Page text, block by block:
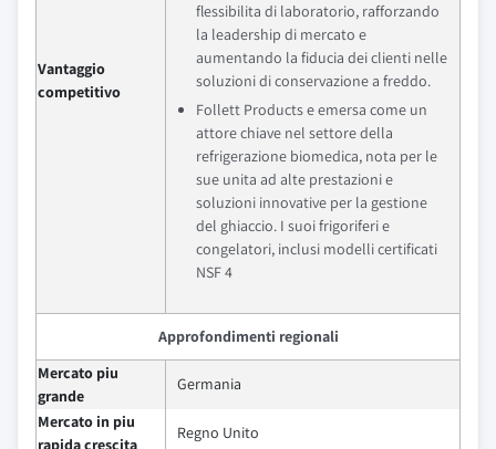
Vantaggio
competitivo
flessibilita di laboratorio, rafforzando
la leadership di mercato e
aumentando la fiducia dei clienti nelle
soluzioni di conservazione a freddo.
Follett Products e emersa come un
attore chiave nel settore della
refrigerazione biomedica, nota per le
sue unita ad alte prestazioni e
soluzioni innovative per la gestione
del ghiaccio. I suoi frigoriferi e
congelatori, inclusi modelli certificati
NSF 4
Approfondimenti regionali
Mercato piu
grande
Germania
Mercato in piu
rapida crescita
Regno Unito